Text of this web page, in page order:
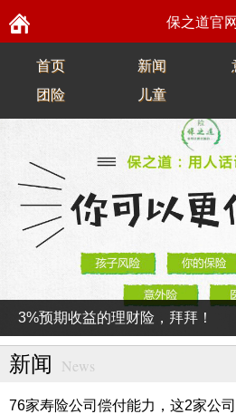
保之道官网
首页 新闻
团险
儿童
3%预期收益的理财险，拜拜！
新闻 News
76家寿险公司偿付能力，这2家公